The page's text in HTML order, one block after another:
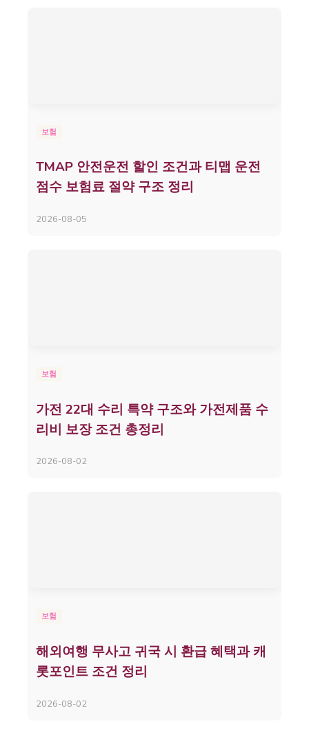
보험
TMAP 안전운전 할인 조건과 티맵 운전
점수 보험료 절약 구조 정리
2026-08-05
보험
가전 22대 수리 특약 구조와 가전제품 수
리비 보장 조건 총정리
2026-08-02
보험
해외여행 무사고 귀국 시 환급 혜택과 캐
롯포인트 조건 정리
2026-08-02